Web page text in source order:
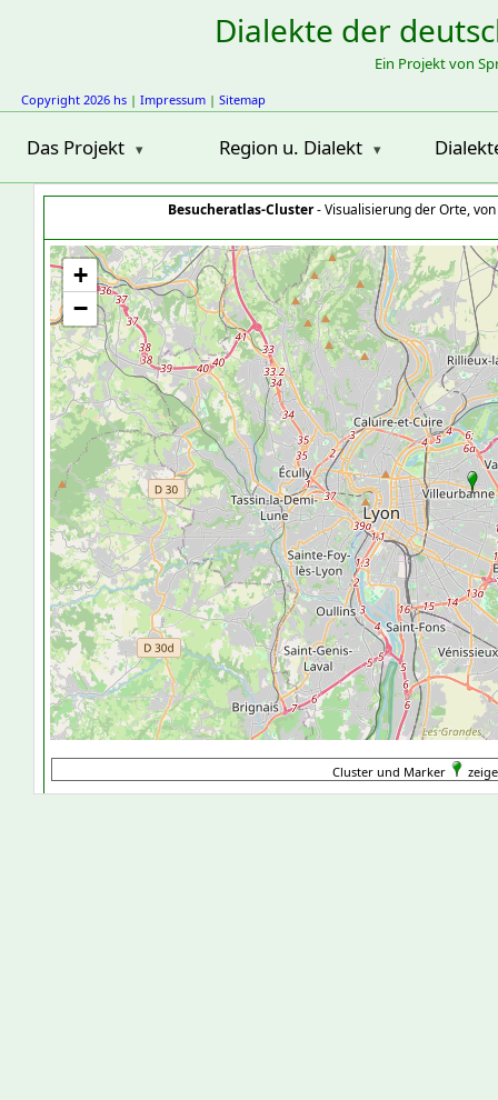
Dialekte der
Ein Projekt von
Copyright 2026 hs | Impressum | Sitemap
Das Projekt Region u. Dialekt
Besucheratlas-Cluster- Visualisierung der Orte,
+
−
Cluster und Marker